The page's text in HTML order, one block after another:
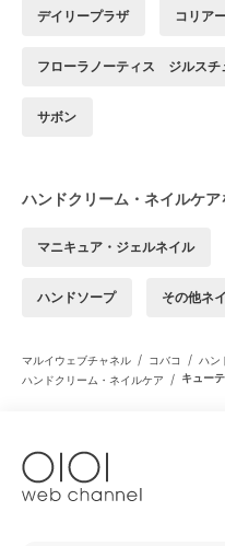
デイリープラザ コリア
フローラノーティス ジルスチ
サボン
ハンドクリーム・ネイルケ
マニキュア・ジェルネイル
ハンドソープ その他ネ
マルイウェブチャネル / コバコ / ハン
ハンドクリーム・ネイルケア / キュー